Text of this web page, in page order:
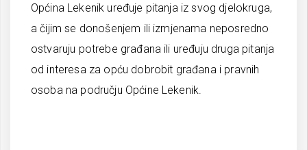
Općina Lekenik uređuje pitanja iz svog djelokruga,
a čijim se donošenjem ili izmjenama neposredno
ostvaruju potrebe građana ili uređuju druga pitanja
od interesa za opću dobrobit građana i pravnih
osoba na području Općine Lekenik.